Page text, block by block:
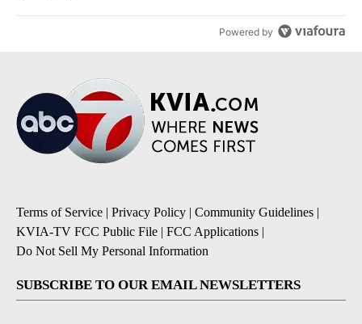
Powered by
Terms of Service | Privacy Policy | Community Guidelines |
KVIA-TV FCC Public File | FCC Applications |
Do Not Sell My Personal Information
SUBSCRIBE TO OUR EMAIL NEWSLETTERS